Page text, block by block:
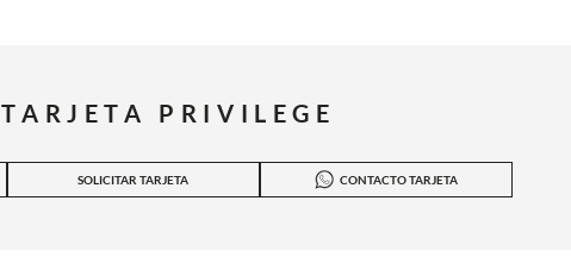
TARJETA PRIVILEGE
SOLICITAR TARJETA CONTACTO TARJETA